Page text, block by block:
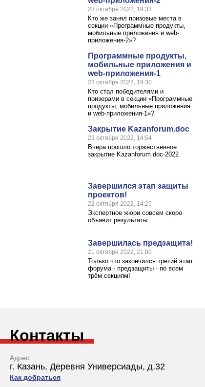
23 октября 2022, 19:33
Кто же занял призовые места в
секции «Программные продукты,
мобильные приложения и web-
приложения-2»?
Программные продукты,
мобильные приложения и
web-приложения-1
23 октября 2022, 19:30
Кто стал победителями и
призерами в секции «Программные
продукты, мобильные приложения
и web-приложения-1»?
Закрытие Kazanforum.doc
23 октября 2022, 14:54
Вчера прошло торжественное
закрытие Kazanforum.doc-2022
Завершился этап защиты
проектов!
22 октября 2022, 14:25
Экспертное жюри совсем скоро
объявит результаты
Завершилась предзащита!
21 октября 2022, 21:00
Только что закончился третий этап
форума - предзащиты - по всем
трём секциям!
Контакты
Адрес
г. Казань, Деревня Универсиады, д.32
Как добраться